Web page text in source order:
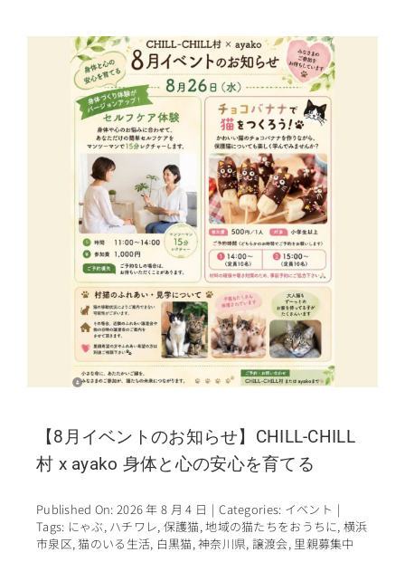
【8月イベントのお知らせ】CHILL-CHILL
村 x ayako 身体と心の安心を育てる
Published On: 2026 年 8 月 4 日 | Categories: イベント |
Tags: にゃぶ, ハチワレ, 保護猫,地域の猫たちをおうちに,横浜
市泉区,猫のいる生活, 白黒猫,神奈川県, 譲渡会, 里親募集中